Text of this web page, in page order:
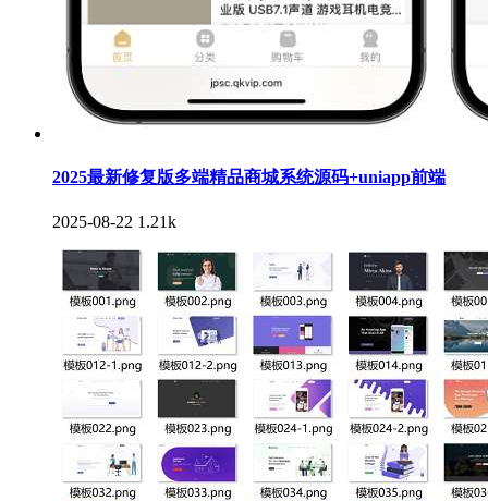
2025最新修复版多端精品商城系统源码+uniapp前端
2025-08-22 1.21k